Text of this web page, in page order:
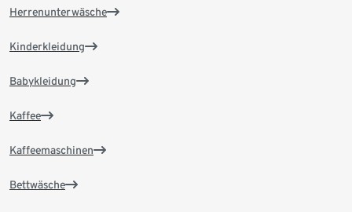
Herrenunterwäsche
Kinderkleidung
Babykleidung
Kaffee
Kaffeemaschinen
Bettwäsche